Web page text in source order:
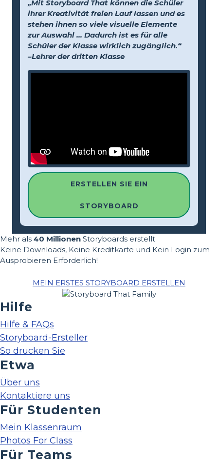
„Mit Storyboard That können die Schüler
ihrer Kreativität freien Lauf lassen und es
stehen ihnen so viele visuelle Elemente
zur Auswahl … Dadurch ist es für alle
Schüler der Klasse wirklich zugänglich.“
–Lehrer der dritten Klasse
ERSTELLEN SIE EIN
STORYBOARD
Mehr als 40 Millionen Storyboards erstellt
Keine Downloads, Keine Kreditkarte und Kein Login zum
Ausprobieren Erforderlich!
MEIN ERSTES STORYBOARD ERSTELLEN
Hilfe
Hilfe & FAQs
Storyboard-Ersteller
So drucken Sie
Etwa
Über uns
Kontaktiere uns
Für Studenten
Mein Klassenraum
Photos For Class
Für Teams